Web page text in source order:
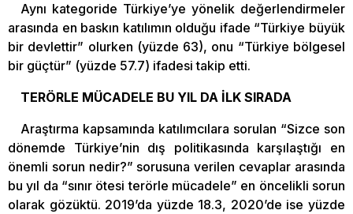
Aynı kategoride Türkiye’ye yönelik değerlendirmeler
arasında en baskın katılımın olduğu ifade “Türkiye büyük
bir devlettir” olurken (yüzde 63), onu “Türkiye bölgesel
bir güçtür” (yüzde 57.7) ifadesi takip etti.
TERÖRLE MÜCADELE BU YIL DA İLK SIRADA
Araştırma kapsamında katılımcılara sorulan “Sizce son
dönemde Türkiye’nin dış politikasında karşılaştığı en
önemli sorun nedir?” sorusuna verilen cevaplar arasında
bu yıl da “sınır ötesi terörle mücadele” en öncelikli sorun
olarak gözüktü. 2019’da yüzde 18.3, 2020’de ise yüzde